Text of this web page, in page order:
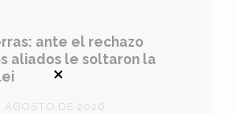
ante el rechazo
aliados le soltaron la
AGOSTO DE 2026